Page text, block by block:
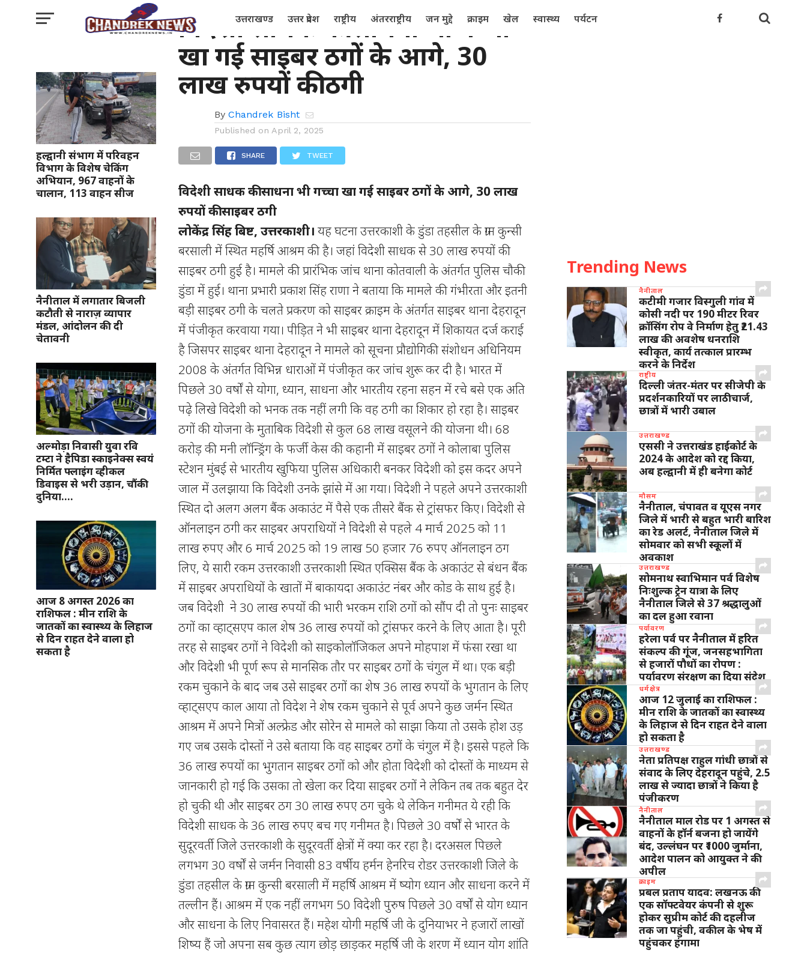
उत्तराखण्ड उत्तर प्रदेश राष्ट्रीय अंतरराष्ट्रीय जन मुद्दे क्राइम खेल स्वास्थ्य पर्यटन
हल्द्वानी संभाग में परिवहन
विभाग के विशेष चेकिंग
अभियान, 967 वाहनों के
चालान, 113 वाहन सीज
नैनीताल में लगातार बिजली
कटौती से नाराज़ व्यापार
मंडल, आंदोलन की दी
चेतावनी
अल्मोड़ा निवासी युवा रवि
टम्टा ने हैपिडा स्काइनेक्स स्वयं
निर्मित फ्लाइंग व्हीकल
डिवाइस से भरी उड़ान, चौंकी
दुनिया….
आज 8 अगस्त 2026 का
राशिफल : मीन राशि के
जातकों का स्वास्थ्य के लिहाज
से दिन राहत देने वाला हो
सकता है
विदेशी साधक की साधना भी गच्चा
खा गई साइबर ठगों के आगे, 30
लाख रुपयों की ठगी
By Chandrek Bisht
Published on April 2, 2025
SHARE TWEET
विदेशी साधक की साधना भी गच्चा खा गई साइबर ठगों के आगे, 30 लाख
रुपयों की साइबर ठगी
लोकेंद्र सिंह बिष्ट, उत्तरकाशी।यह घटना उत्तरकाशी के डुंडा तहसील के ग्राम कुन्सी
बरसाली में स्थित महर्षि आश्रम की है। जहां विदेशी साधक से 30 लाख रुपयों की
साइबर ठगी हुई है। मामले की प्रारंभिक जांच थाना कोतवाली के अंतर्गत पुलिस चौकी
डुंडा में हुई। थाना प्रभारी प्रकाश सिंह राणा ने बताया कि मामले की गंभीरता और इतनी
बड़ी साइबर ठगी के चलते प्रकरण को साइबर क्राइम के अंतर्गत साइबर थाना देहरादून
में पंजीकृत करवाया गया। पीड़ित ने भी साइबर थाना देहरादून में शिकायत दर्ज कराई
है जिसपर साइबर थाना देहरादून ने मामले को सूचना प्रौद्योगिकी संशोधन अधिनियम
2008 के अंतर्गत विभिन्न धाराओं में पंजीकृत कर जांच शुरू कर दी है। भारत में
पिछले 30 वर्षों से योगा, ध्यान, साधना और भारतीय रहना सहन में रचे बसे एक अति
पढ़े लिखे विदेशी को भनक तक नहीं लगी कि वह ठगी का शिकार हो रहा है। साइबर
ठगों की योजना के मुताबिक विदेशी से कुल 68 लाख वसूलने की योजना थी। 68
करोड़ की मनी लॉन्ड्रिंग के फर्जी केस की कहानी में साइबर ठगों ने कोलाबा पुलिस
स्टेशन मुंबई से भारतीय खुफिया पुलिस अधिकारी बनकर विदेशी को इस कदर अपने
जाल में उलझाया कि विदेशी उनके झांसे में आ गया। विदेशी ने पहले अपने उत्तरकाशी
स्थित दो अलग अलग बैंक अकाउंट में पैसे एक तीसरे बैंक से ट्रांसफर किए। विदेशी से
ऑनलाइन ठगी कर साइबर अपराधियों ने विदेशी से पहले 4 मार्च 2025 को 11
लाख रुपए और 6 मार्च 2025 को 19 लाख 50 हजार 76 रुपए ऑनलाइन ठग
लिए, ये सारी रकम उत्तरकाशी उत्तरकाशी स्थित एक्सिस बैंक के अकाउंट से बंधन बैंक
में साइबर अपराधियों के खातों में बाकायदा अकाउंट नंबर और कोड के साथ हुई है।
जब विदेशी ने 30 लाख रुपयों की भारी भरकम राशि ठगों को सौंप दी तो पुनः साइबर
ठगों का व्हाट्सएप काल शेष 36 लाख रुपयों को ट्रांसफर करने के लिए आता है। पूरी
तरह से साइबर ठगों ने विदेशी को साइकोलॉजिकल अपने मोहपाश में फंसा रखा था
और विदेशी भी पूर्ण रूप से मानसिक तौर पर साइबर ठगों के चंगुल में था। एक बड़ी
रकम चुकाने के बाद जब उसे साइबर ठगों का शेष 36 लाख रुपयों के भुगतान के लिए
व्हाट्सएप काल आया तो विदेश ने शेष रकम चुकाने से पूर्व अपने कुछ जर्मन स्थित
आश्रम में अपने मित्रों अल्फ्रेड और सोरेन से मामले को साझा किया तो उसके होश उड़
गए जब उसके दोस्तों ने उसे बताया कि वह साइबर ठगों के चंगुल में है। इससे पहले कि
36 लाख रुपयों का भुगतान साइबर ठगों को और होता विदेशी को दोस्तों के माध्यम से
जानकारी हो गई कि उसका तो खेला कर दिया साइबर ठगों ने लेकिन तब तक बहुत देर
हो चुकी थी और साइबर ठग 30 लाख रुपए ठग चुके थे लेकिन गनीमत ये रही कि
विदेशी साधक के 36 लाख रुपए बच गए गनीमत है। पिछले 30 वर्षों से भारत के
सुदूरवर्ती जिले उत्तरकाशी के सुदूरवर्ती क्षेत्रों में क्या कर रहा है। दरअसल पिछले
लगभग 30 वर्षों से जर्मन निवासी 83 वर्षीय हर्मन हेनरिच राेडर उत्तरकाशी जिले के
डुंडा तहसील के ग्राम कुन्सी बरसाली में महर्षि आश्रम में ष्योग ध्यान और साधना करने में
तल्लीन हैं। आश्रम में एक नहीं लगभग 50 विदेशी पुरुष पिछले 30 वर्षों से योग ध्यान
और साधना के लिए निवासरत हैं। महेश योगी महर्षि जी के दुनियाभर ने हजारों लाखों
शिष्य हैं जो अपना सब कुछ त्याग छोड़ छाड़कर महर्षि जी के शरण में ध्यान योग शांति
Trending News
नैनीताल
कटीमी गजार विस्गुली गांव में
कोसी नदी पर 190 मीटर रिवर
क्रॉसिंग रोप वे निर्माण हेतु ₹21.43
लाख की अवशेष धनराशि
स्वीकृत, कार्य तत्काल प्रारम्भ
करने के निर्देश
राष्ट्रीय
दिल्ली जंतर-मंतर पर सीजेपी के
प्रदर्शनकारियों पर लाठीचार्ज,
छात्रों में भारी उबाल
उत्तराखण्ड
एससी ने उत्तराखंड हाईकोर्ट के
2024 के आदेश को रद्द किया,
अब हल्द्वानी में ही बनेगा कोर्ट
मौसम
नैनीताल, चंपावत व यूएस नगर
जिले में भारी से बहुत भारी बारिश
का रेड अलर्ट, नैनीताल जिले में
सोमवार को सभी स्कूलों में
अवकाश
उत्तराखण्ड
सोमनाथ स्वाभिमान पर्व विशेष
निःशुल्क ट्रेन यात्रा के लिए
नैनीताल जिले से 37 श्रद्धालुओं
का दल हुआ रवाना
पर्यावरण
हरेला पर्व पर नैनीताल में हरित
संकल्प की गूंज, जनसहभागिता
से हजारों पौधों का रोपण :
पर्यावरण संरक्षण का दिया संदेश
धर्मक्षेत्र
आज 12 जुलाई का राशिफल :
मीन राशि के जातकों का स्वास्थ्य
के लिहाज से दिन राहत देने वाला
हो सकता है
उत्तराखण्ड
नेता प्रतिपक्ष राहुल गांधी छात्रों से
संवाद के लिए देहरादून पहुंचे, 2.5
लाख से ज्यादा छात्रों ने किया है
पंजीकरण
नैनीताल
नैनीताल माल रोड पर 1 अगस्त से
वाहनों के हॉर्न बजना हो जायेंगे
बंद, उल्लंघन पर ₹1000 जुर्माना,
आदेश पालन को आयुक्त ने की
अपील
क्राइम
प्रबल प्रताप यादव: लखनऊ की
एक सॉफ्टवेयर कंपनी से शुरू
होकर सुप्रीम कोर्ट की दहलीज
तक जा पहुंची, वकील के भेष में
पहुंचकर हंगामा